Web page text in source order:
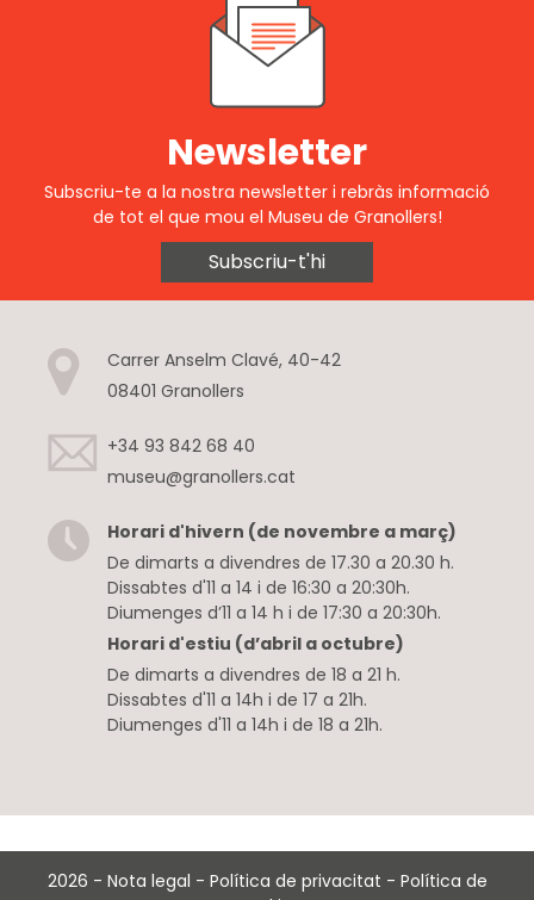
Newsletter
Subscriu-te a la nostra newsletter i rebràs informació
de tot el que mou el Museu de Granollers!
Subscriu-t'hi
Carrer Anselm Clavé, 40-42
08401 Granollers
+34 93 842 68 40
museu@granollers.cat
Horari d'hivern (de novembre a març)
De dimarts a divendres de 17.30 a 20.30 h.
Dissabtes d'11 a 14 i de 16:30 a 20:30h.
Diumenges d’11 a 14 h i de 17:30 a 20:30h.
Horari d'estiu (d’abril a octubre)
De dimarts a divendres de 18 a 21 h.
Dissabtes d'11 a 14h i de 17 a 21h.
Diumenges d'11 a 14h i de 18 a 21h.
2026 - Nota legal - Política de privacitat - Política de